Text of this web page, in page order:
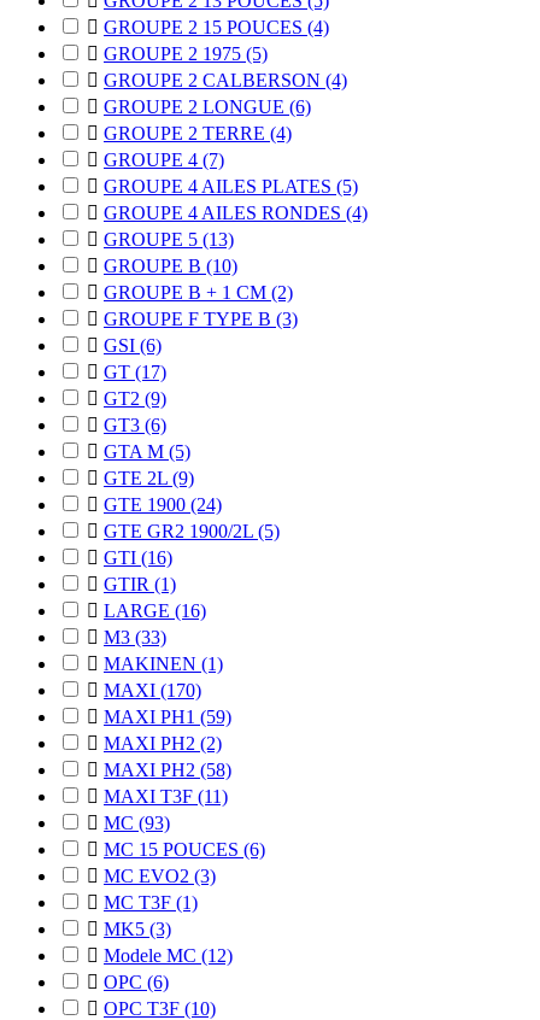
 GROUPE 2 15 POUCES (4)
 GROUPE 2 1975 (5)
 GROUPE 2 CALBERSON (4)
 GROUPE 2 LONGUE (6)
 GROUPE 2 TERRE (4)
 GROUPE 4 (7)
 GROUPE 4 AILES PLATES (5)
 GROUPE 4 AILES RONDES (4)
 GROUPE 5 (13)
 GROUPE B (10)
 GROUPE B + 1 CM (2)
 GROUPE F TYPE B (3)
 GSI (6)
 GT (17)
 GT2 (9)
 GT3 (6)
 GTA M (5)
 GTE 2L (9)
 GTE 1900 (24)
 GTE GR2 1900/2L (5)
 GTI (16)
 GTIR (1)
 LARGE (16)
 M3 (33)
 MAKINEN (1)
 MAXI (170)
 MAXI PH1 (59)
 MAXI PH2 (2)
 MAXI PH2 (58)
 MAXI T3F (11)
 MC (93)
 MC 15 POUCES (6)
 MC EVO2 (3)
 MC T3F (1)
 MK5 (3)
 Modele MC (12)
 OPC (6)
 OPC T3F (10)